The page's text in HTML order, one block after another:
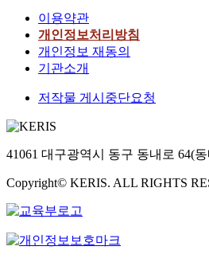
이용약관
개인정보처리방침
개인정보 재동의
기관소개
저작물 게시중단요청
41061 대구광역시 동구 동내로 64(
Copyright© KERIS. ALL RIGHTS